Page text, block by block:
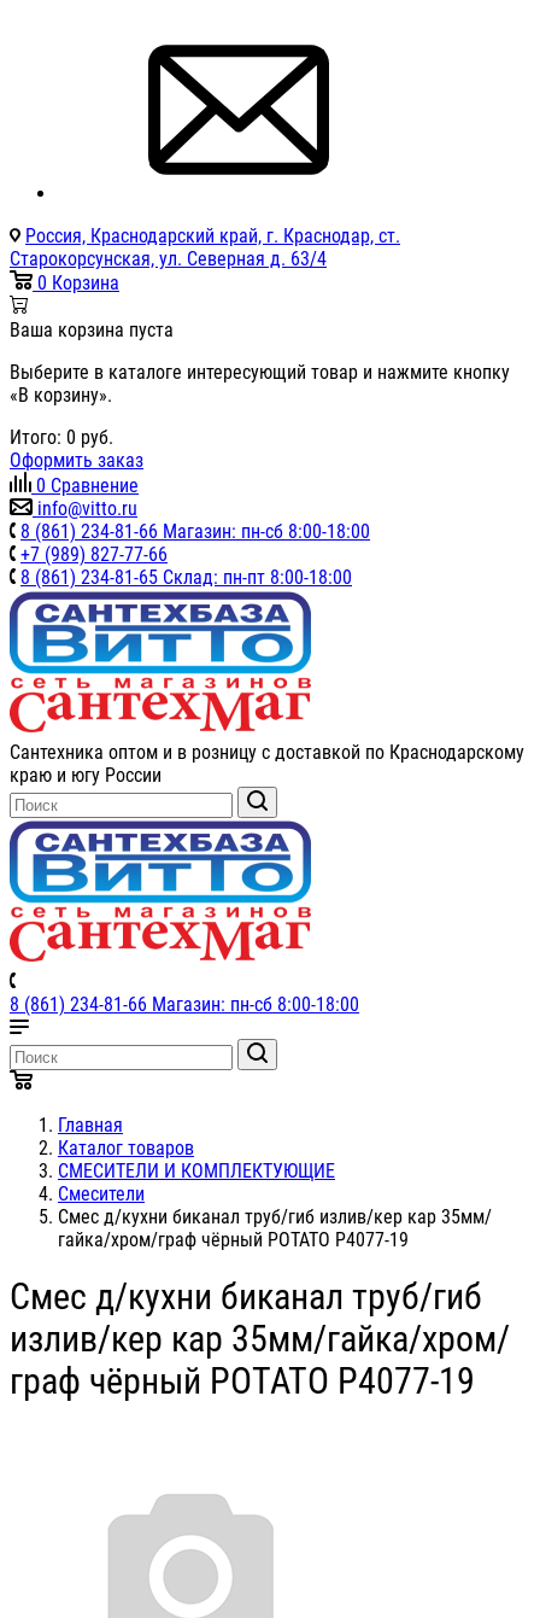
Россия, Краснодарский край, г. Краснодар, ст.
Старокорсунская, ул. Северная д. 63/4
0 Корзина
Ваша корзина пуста
Выберите в каталоге интересующий товар и нажмите кнопку
«В корзину».
Итого: 0 руб.
Оформить заказ
0 Сравнение
info@vitto.ru
8 (861) 234-81-66 Магазин: пн-сб 8:00-18:00
+7 (989) 827-77-66
8 (861) 234-81-65 Склад: пн-пт 8:00-18:00
Сантехника оптом и в розницу с доставкой по Краснодарскому
краю и югу России
8 (861) 234-81-66 Магазин: пн-сб 8:00-18:00
Главная
Каталог товаров
СМЕСИТЕЛИ И КОМПЛЕКТУЮЩИЕ
Смесители
Смес д/кухни биканал труб/гиб излив/кер кар 35мм/
гайка/хром/граф чёрный POTATO P4077-19
Смес д/кухни биканал труб/гиб
излив/кер кар 35мм/гайка/хром/
граф чёрный POTATO P4077-19